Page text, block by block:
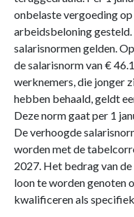
onbelaste vergoeding
arbeidsbeloning
salarisnormen gelden.
de salarisnorm van €
werknemers, die jonger
hebben behaald, geldt
Deze norm gaat per 1
De verhoogde
worden met de
2027. Het bedrag van
loon te worden genoten
kwalificeren als